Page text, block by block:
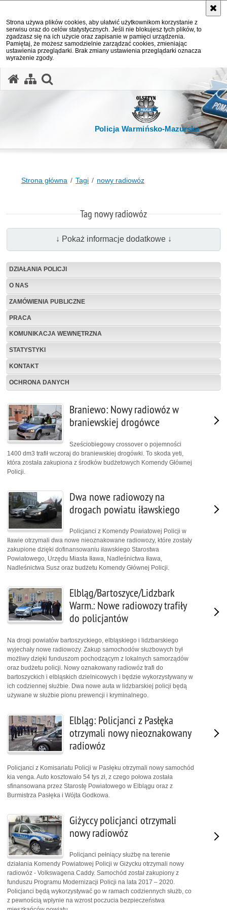
Strona używa plików cookies, aby ułatwić użytkownikom korzystanie z
serwisu oraz do celów statystycznych. Jeśli nie blokujesz tych plików, to
zgadzasz się na ich użycie oraz zapisanie w pamięci urządzenia.
Pamiętaj, że możesz samodzielnie zarządzać cookies, zmieniając
ustawienia przeglądarki. Brak zmiany ustawienia przeglądarki oznacza
wyrażenie zgody.
Policja Warmińsko-Mazurska
Strona główna Tagi nowy radiowóz
Tag nowy radiowóz
↓ Pokaż informacje dodatkowe ↓
DZIAŁANIA POLICJI
O NAS
ZAMÓWIENIA PUBLICZNE
PRACA
KOMUNIKACJA WEWNĘTRZNA
STATYSTYKI
KONTAKT
OCHRONA DANYCH
Braniewo: Nowy radiowóz w
braniewskiej drogówce
Sześciobiegowy crossover o pojemności
1400 dm3 trafił wczoraj do braniewskiej drogówki. To skoda yeti,
która została zakupiona z środków budżetowych Komendy Głównej
Policji.
Dwa nowe radiowozy na
drogach powiatu iławskiego
Policjanci z Komendy Powiatowej Policji w
Iławie otrzymali dwa nowe nieoznakowane radiowozy, które zostały
zakupione dzięki dofinansowaniu iławskiego Starostwa
Powiatowego, Urzędu Miasta Iława, Nadleśnictwa Iława,
Nadleśnictwa Susz oraz budżetu Komendy Głównej Policji.
Elbląg/Bartoszyce/Lidzbark
Warm.: Nowe radiowozy trafiły
do policjantów
Na drogi powiatów bartoszyckiego, elbląskiego i lidzbarskiego
wyjechały nowe radiowozy. Zakup samochodów służbowych był
możliwy dzięki funduszom pochodzącym z lokalnych samorządów
oraz budżetu policji. Nowy oznakowany radiowóz trafi do
bartoszyckich i elbląskich dzielnicowych i będzie wykorzystywany w
ich codziennej służbie. Dwa nowe auta w lidzbarskiej policji będą
używane w służbie pionu prewencji i kryminalnego.
Elbląg: Policjanci z Pasłęka
otrzymali nowy nieoznakowany
radiowóz
Policjanci z Komisariatu Policji w Pasłęku otrzymali nowy samochód
kia venga. Auto kosztowało 54 tys zł, z czego połowa została
sfinansowana przez Starostę Powiatowego w Elblągu oraz z
Burmistrza Pasłęka i Wójta Godkowa.
Giżyccy policjanci otrzymali
nowy radiowóz
Policjanci pełniący służbę na terenie
działania Komendy Powiatowej Policji w Giżycku otrzymali nowy
radiowóz - Volkswagena Caddy. Samochód został zakupiony z
funduszu Programu Modernizacji Policji na lata 2017 – 2020.
Policjanci będą wykorzystywać go w ramach codziennych służb, co
z pewnością wpłynie na wzrost poczucia bezpieczeństwa